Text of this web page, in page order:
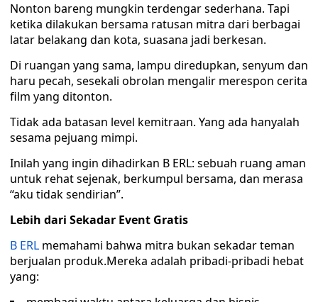
Nonton bareng mungkin terdengar sederhana. Tapi
ketika dilakukan bersama ratusan mitra dari berbagai
latar belakang dan kota, suasana jadi berkesan.
Di ruangan yang sama, lampu diredupkan, senyum dan
haru pecah, sesekali obrolan mengalir merespon cerita
film yang ditonton.
Tidak ada batasan level kemitraan. Yang ada hanyalah
sesama pejuang mimpi.
Inilah yang ingin dihadirkan B ERL: sebuah ruang aman
untuk rehat sejenak, berkumpul bersama, dan merasa
“aku tidak sendirian”.
Lebih dari Sekadar Event Gratis
B ERL memahami bahwa mitra bukan sekadar teman
berjualan produk.Mereka adalah pribadi-pribadi hebat
yang: